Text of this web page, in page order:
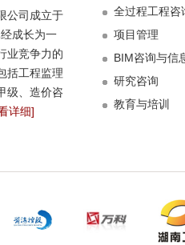
公司成立于
成长为一
业竞争力的
括工程监理
级、造价咨
详细]
全过程工程咨
项目管理
BIM咨询与信
研究咨询
教育与培训